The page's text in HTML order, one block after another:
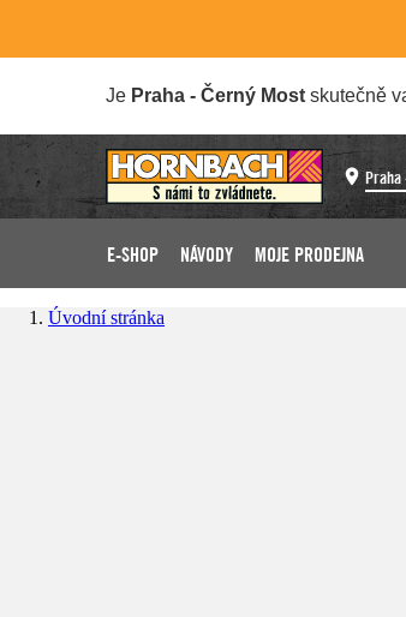
Je Praha - Černý Most skutečně
Praha
E-SHOP NÁVODY MOJE PRODEJNA
Úvodní stránka